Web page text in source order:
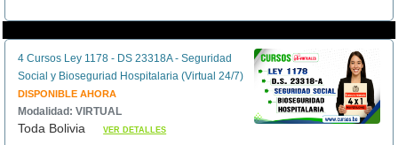
4 Cursos Ley 1178 - DS 23318A - Seguridad
Social y Bioseguriad Hospitalaria (Virtual 24/7)
DISPONIBLE AHORA
Modalidad: VIRTUAL
Toda BoliviaVER DETALLES